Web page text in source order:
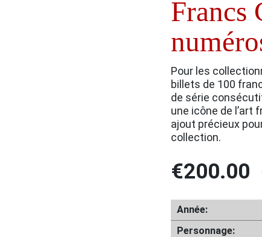
Francs
Pour les
billets de 100
de série
une icône de l’art
ajout précieux
collection.
€200.00
Année:
Personnage: